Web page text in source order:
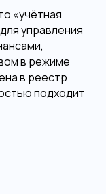
«учётная
управления
в режиме
в реестр
подходит